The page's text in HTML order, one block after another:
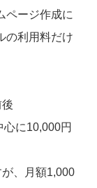
ページ作成に
の利用料だけ
に10,000円
、月額1,000